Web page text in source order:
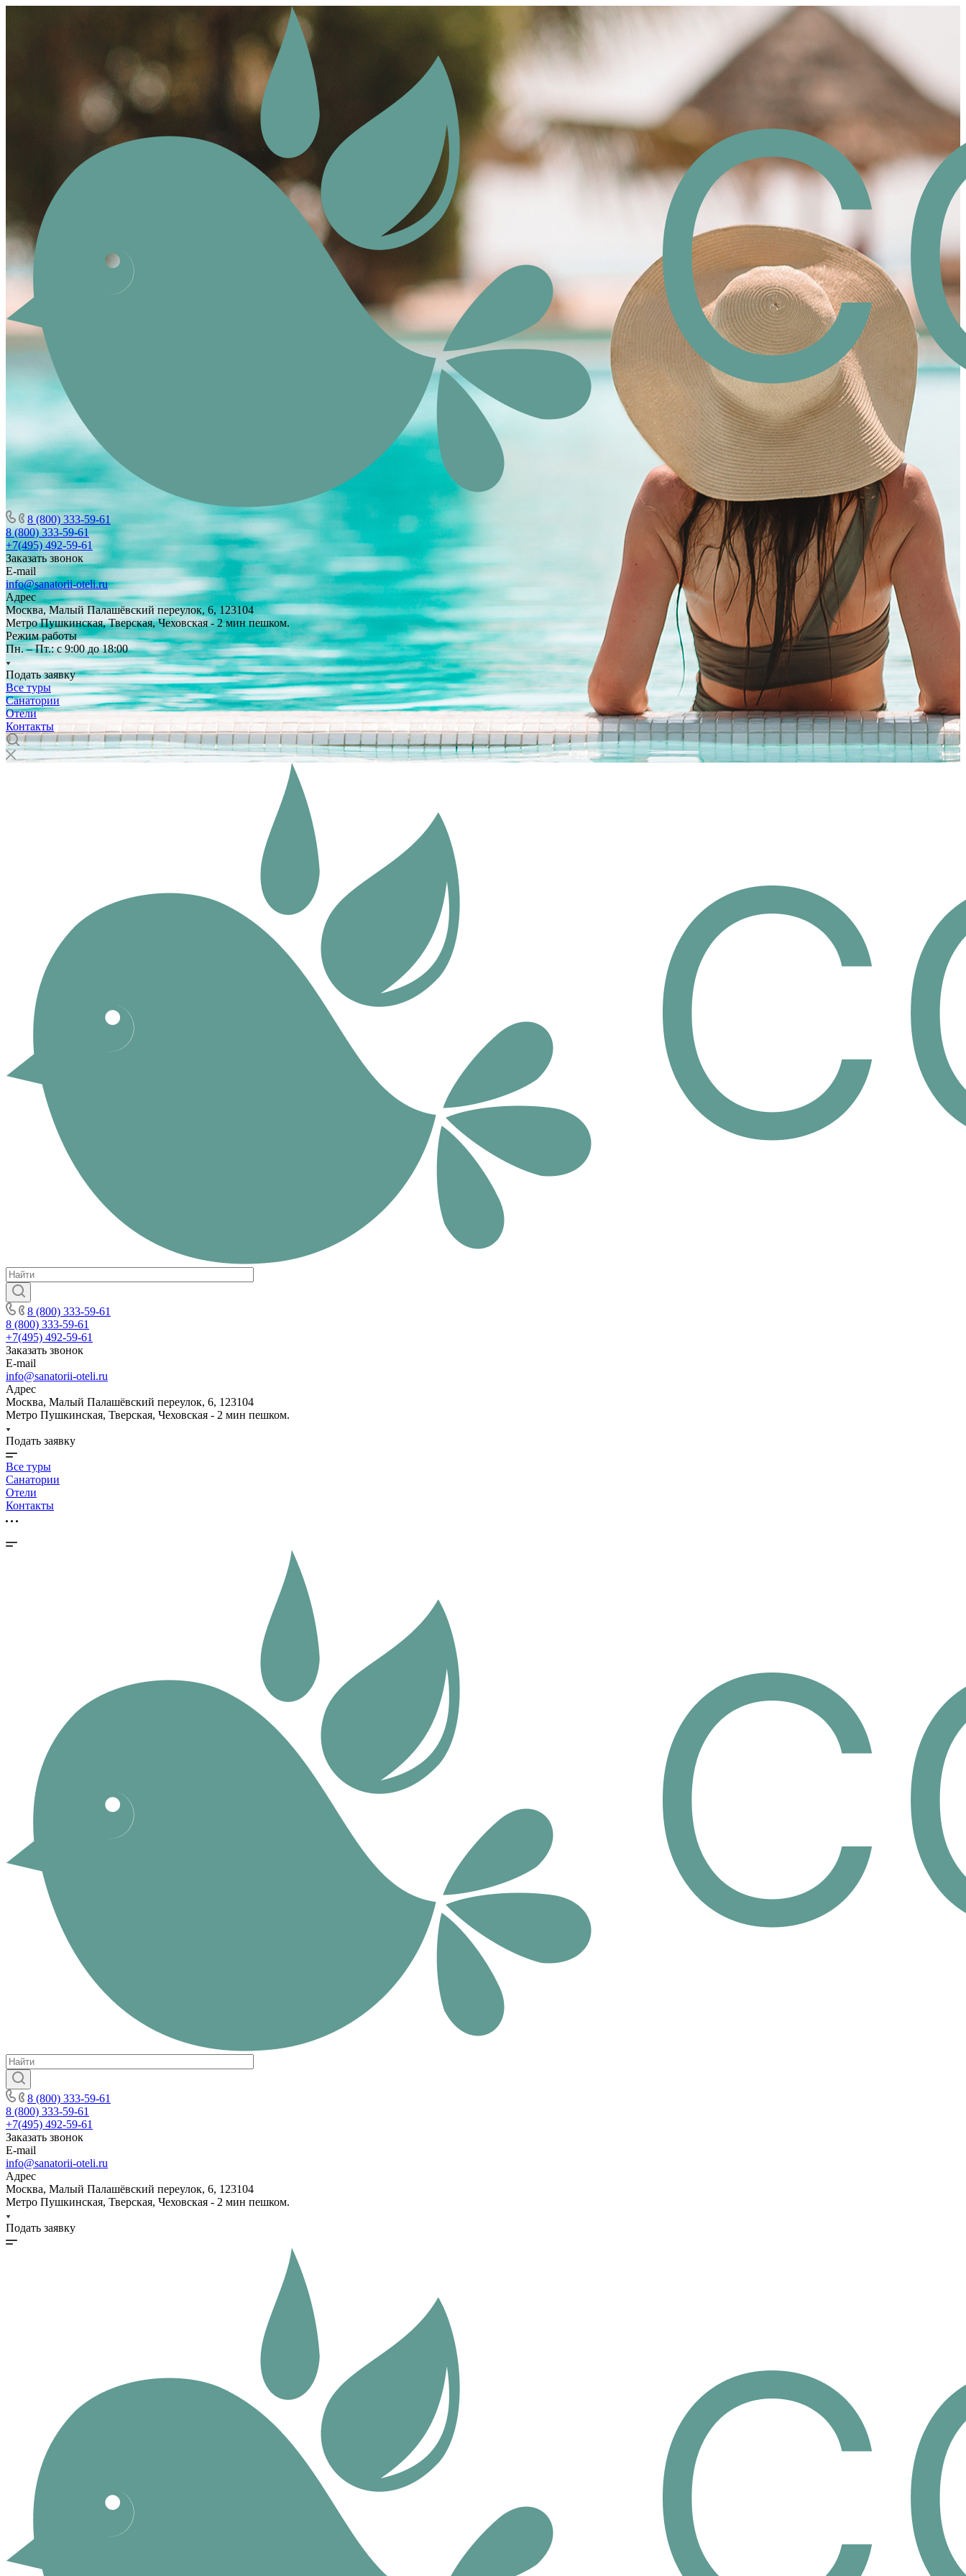
8 (800) 333-59-61
8 (800) 333-59-61
+7(495) 492-59-61
Заказать звонок
E-mail
info@sanatorii-oteli.ru
Адрес
Москва, Малый Палашёвский переулок, 6, 123104
Метро Пушкинская, Тверская, Чеховская - 2 мин пешком.
Режим работы
Пн. – Пт.: с 9:00 до 18:00
Подать заявку
Все туры
Санатории
Отели
Контакты
8 (800) 333-59-61
8 (800) 333-59-61
+7(495) 492-59-61
Заказать звонок
E-mail
info@sanatorii-oteli.ru
Адрес
Москва, Малый Палашёвский переулок, 6, 123104
Метро Пушкинская, Тверская, Чеховская - 2 мин пешком.
Подать заявку
Все туры
Санатории
Отели
Контакты
8 (800) 333-59-61
8 (800) 333-59-61
+7(495) 492-59-61
Заказать звонок
E-mail
info@sanatorii-oteli.ru
Адрес
Москва, Малый Палашёвский переулок, 6, 123104
Метро Пушкинская, Тверская, Чеховская - 2 мин пешком.
Подать заявку